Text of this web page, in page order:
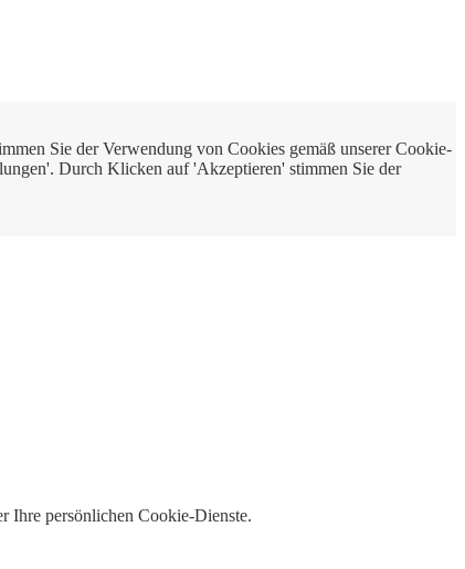
Sie der Verwendung von Cookies gemäß unserer Cookie-
Durch Klicken auf 'Akzeptieren' stimmen Sie der
Ihre persönlichen Cookie-Dienste.